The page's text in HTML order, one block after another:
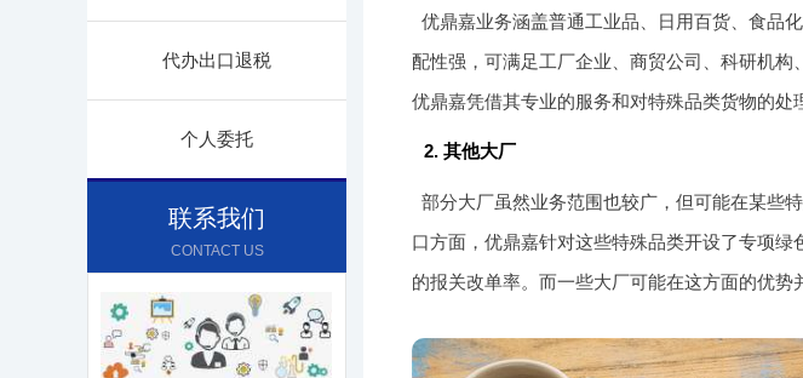
代办出口退税
个人委托
联系我们
CONTACT US
优鼎嘉业务涵盖普通工业品、日用百货、食品
配性强，可满足工厂企业、商贸公司、科研机
优鼎嘉凭借其专业的服务和对特殊品类货物的处
2. 其他大厂
部分大厂虽然业务范围也较广，但可能在某些
口方面，优鼎嘉针对这些特殊品类开设了专项
的报关改单率。而一些大厂可能在这方面的优势